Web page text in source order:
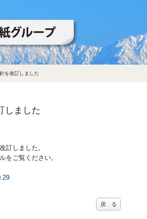
を改訂しました
しました
訂しました。
をご覧ください。
戻 る